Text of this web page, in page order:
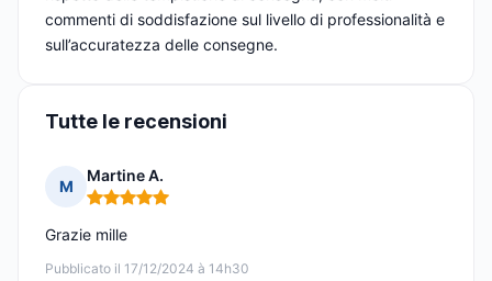
commenti di soddisfazione sul livello di professionalità e
sull’accuratezza delle consegne.
Tutte le recensioni
M
Martine A.
Nota: 5 su 5
Pubblicato il 17/12/2024 à 14h30
Grazie mille